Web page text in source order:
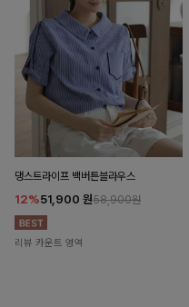
댕스트라이프 백버튼블라우스
12%51,900 원58,900원
리뷰 카운트 영역